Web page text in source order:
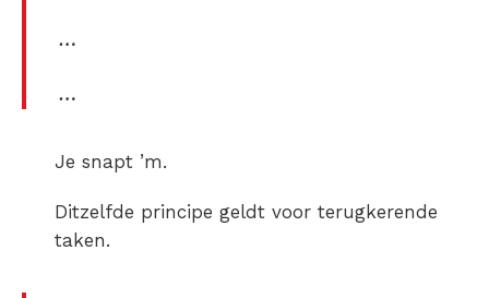
…
…
Je snapt ’m.
Ditzelfde principe geldt voor terugkerende
taken.